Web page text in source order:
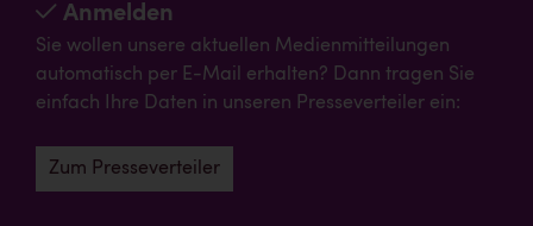
Anmelden
Sie wollen unsere aktuellen Medienmitteilungen
automatisch per E-Mail erhalten? Dann tragen Sie
einfach Ihre Daten in unseren Presseverteiler ein:
Zum Presseverteiler